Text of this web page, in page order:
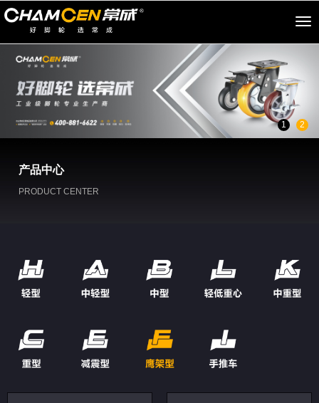
切
1 2
产品中心
PRODUCT CENTER